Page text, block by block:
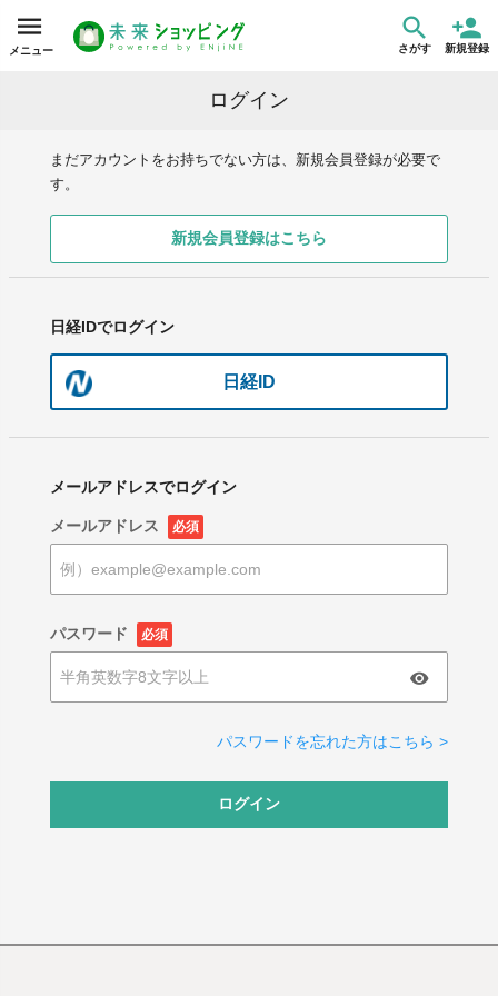
メニュー さがす 新規登録
ログイン
まだアカウントをお持ちでない方は、新規会員登録が必要で
す。
新規会員登録はこちら
日経IDでログイン
日経ID
メールアドレスでログイン
メールアドレス 必須
パスワード 必須
パスワードを忘れた方はこちら >
ログイン